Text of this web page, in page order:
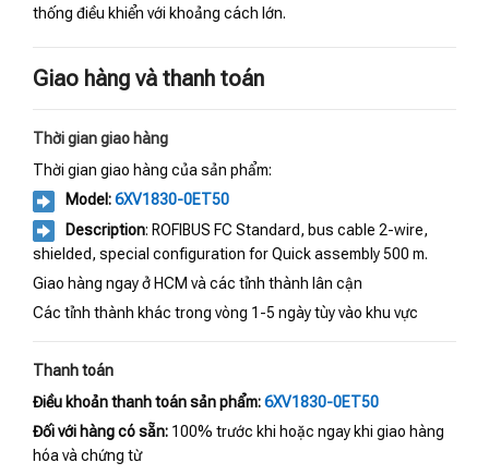
thống điều khiển với khoảng cách lớn.
Giao hàng và thanh toán
Thời gian giao hàng
Thời gian giao hàng của sản phẩm:
Model:6XV1830-0ET50
Description: ROFIBUS FC Standard, bus cable 2-wire,
shielded, special configuration for Quick assembly 500 m.
Giao hàng ngay ở HCM và các tỉnh thành lân cận
Các tỉnh thành khác trong vòng 1-5 ngày tùy vào khu vực
Thanh toán
Điều khoản thanh toán sản phẩm:6XV1830-0ET50
Đối với hàng có sẵn: 100% trước khi hoặc ngay khi giao hàng
hóa và chứng từ